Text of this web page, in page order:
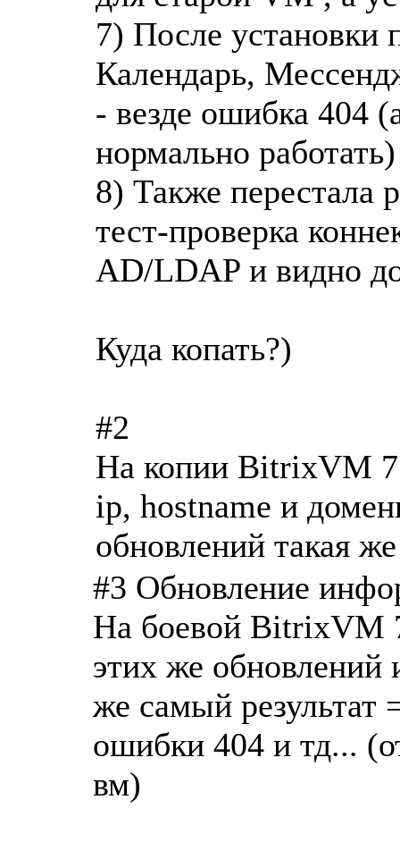
7) После установки
Календарь,
- везде ошибка 404
нормально работать)
8) Также перестала
тест-проверка
AD/LDAP и видно
Куда копать?)
#2
На копии BitrixVM
ip, hostname и
обновлений такая
#3 Обновление
На боевой BitrixVM
этих же обновлений
же самый результат
ошибки 404 и тд...
вм)